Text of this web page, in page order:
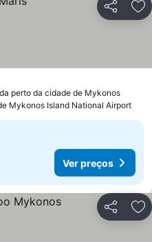
Partilhar
perto da cidade de Mykonos
Mykonos Island National Airport
Ver preços
Partilhar